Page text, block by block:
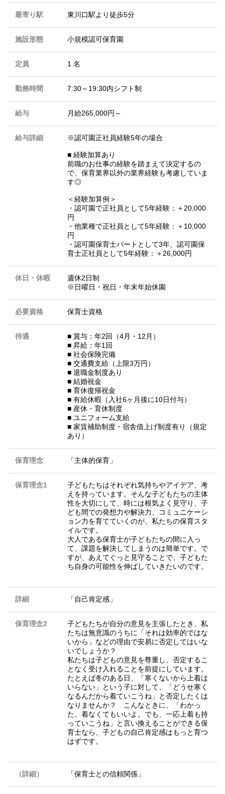
最寄り駅 東川口駅より徒歩5分
施設形態 小規模認可保育園
定員 1 名
勤務時間 7:30～19:30内シフト制
給与 月給265,000円～
給与詳細 ※認可園正社員経験5年の場合
■ 経験加算あり
前職のお仕事の経験を踏まえて決定するの
で、保育業界以外の業界経験も考慮していま
す◎
＜経験加算例＞
・認可園で正社員として5年経験：＋20,000
円
・他業種で正社員として5年経験：＋10,000
円
・認可園保育士パートとして3年、認可園保
育士正社員として5年経験：＋26,000円
休日・休暇
週休2日制
※日曜日・祝日・年末年始休園
必要資格 保育士資格
待遇
■ 賞与：年2回（4月・12月）
■ 昇給：年1回
■ 社会保険完備
■ 交通費支給（上限3万円）
■ 退職金制度あり
■ 結婚祝金
■ 育休復帰祝金
■ 有給休暇（入社6ヶ月後に10日付与）
■ 産休・育休制度
■ ユニフォーム支給
■ 家賃補助制度・宿舎借上げ制度有り（規定
あり）
保育理念 「主体的保育」
保育理念1
子どもたちはそれぞれ気持ちやアイデア、考
えを持っています。そんな子どもたちの主体
性を大切にして、時には根気よく見守り、子
ども間での発想力や解決力、コミュニケーシ
ョン力を育てていくのが、私たちの保育スタ
イルです。
大人である保育士が子どもたちの間に入っ
て、課題を解決してしまうのは簡単です。で
すが、あえてぐっと見守ることで、子どもた
ち自身の可能性を伸ばしていきたいのです。
詳細 「自己肯定感」
保育理念2
子どもたちが自分の意見を主張したとき、私
たちは無意識のうちに「それは効率的ではな
いから」などの理由で安易に否定してはいな
いでしょうか？
私たちは子どもの意見を尊重し、否定するこ
となく受け入れることを前提にしています。
たとえば冬のある日、「寒くないから上着は
いらない」という子に対して、「どうせ寒く
なるんだから着ていこうね」と否定したくは
なりませんか？ こんなときに、「わかっ
た、着なくてもいいよ。でも、一応上着も持
っていこうね」と言い換えることができる保
育士なら、子どもの自己肯定感はもっと育つ
はずです。
（詳細） 「保育士との信頼関係」